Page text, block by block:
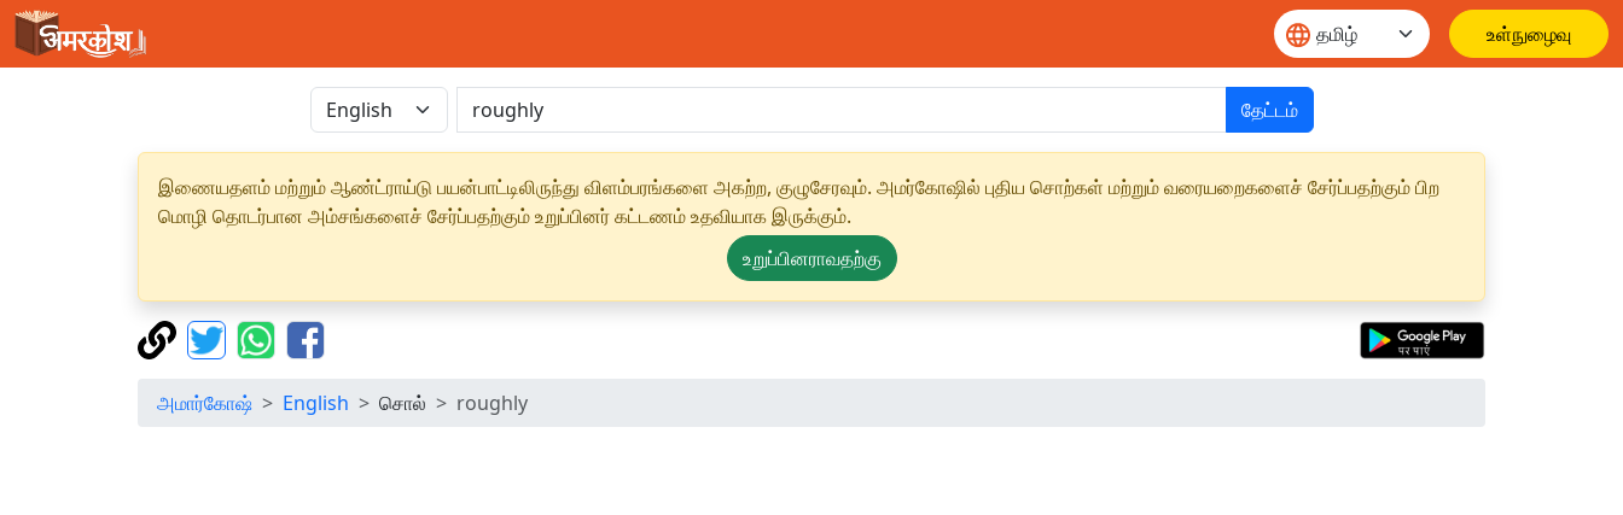
உள்நுழைவு
தேட்டம்
இணையதளம் மற்றும் ஆண்ட்ராய்டு பயன்பாட்டிலிருந்து விளம்பரங்களை அகற்ற, குழுசேரவும். அமர்கோஷில் புதிய சொற்கள் மற்றும் வரையறைகளைச் சேர்ப்பதற்கும் பிற
மொழி தொடர்பான அம்சங்களைச் சேர்ப்பதற்கும் உறுப்பினர் கட்டணம் உதவியாக இருக்கும்.
உறுப்பினராவதற்கு
அமார்கோஷ் English சொல் roughly